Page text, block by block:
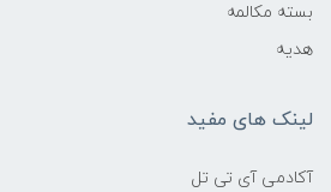
بسته مکالمه
هدیه
لینک های مفید
آکادمی آی تی تل